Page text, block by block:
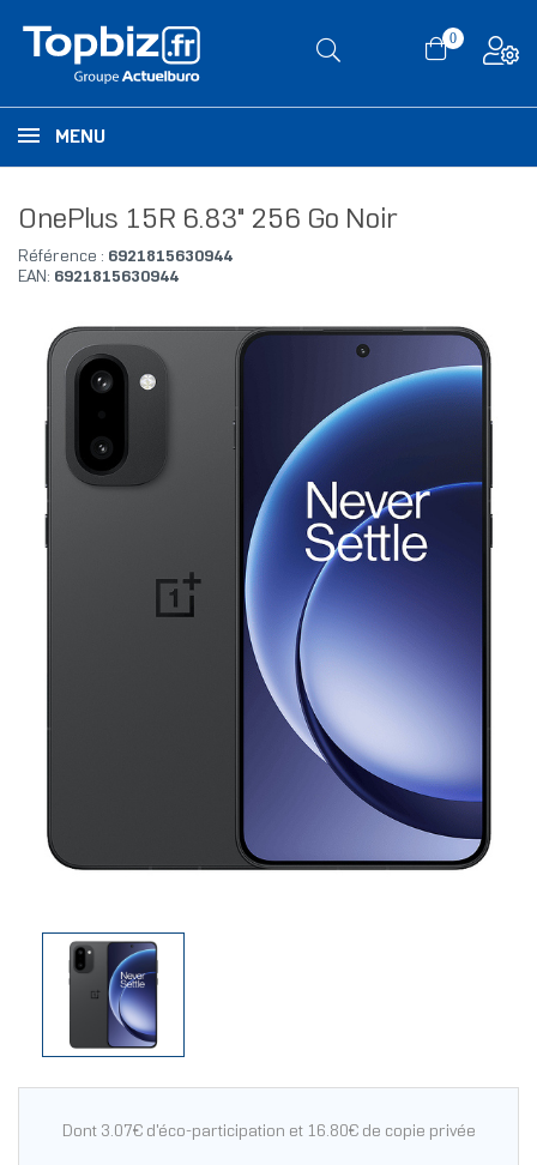
0
MENU
OnePlus 15R 6.83" 256 Go Noir
Référence : 6921815630944
EAN: 6921815630944
Dont 3.07€ d'éco-participation et 16.80€ de copie privée